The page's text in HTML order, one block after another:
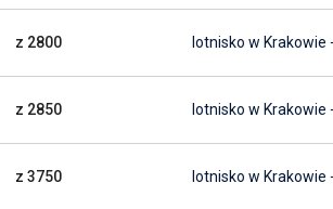
z 2800
z 2850
z 3750
lotnisko w
lotnisko w
lotnisko w